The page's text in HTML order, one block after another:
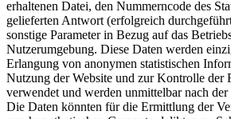
erhaltenen Datei, den Nummerncode des
gelieferten Antwort (erfolgreich
sonstige Parameter in Bezug auf das
Nutzerumgebung. Diese Daten werden
Erlangung von anonymen statistischen
Nutzung der Website und zur Kontrolle der
verwendet und werden unmittelbar nach
Die Daten könnten für die Ermittlung der